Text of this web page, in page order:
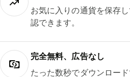
お気に入りの通貨を保存
認できます。
完全無料、広告なし
たった数秒でダウンロー